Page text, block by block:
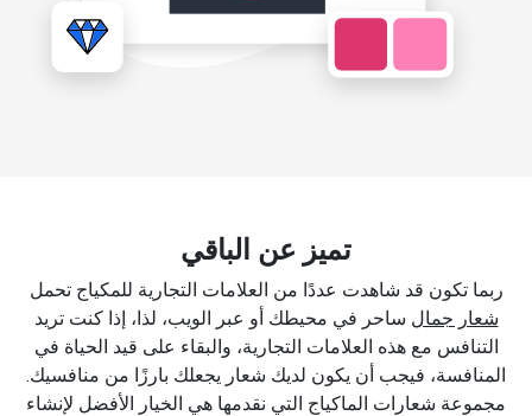
تميز عن الباقي
ربما تكون قد شاهدت عددًا من العلامات التجارية للمكياج تحمل
شعار جمال ساحر في محيطك أو عبر الويب، لذا، إذا كنت تريد
التنافس مع هذه العلامات التجارية، والبقاء على قيد الحياة في
المنافسة، فيجب أن يكون لديك شعار يجعلك بارزًا من منافسيك.
مجموعة شعارات الماكياج التي نقدمها هي الخيار الأفضل لإنشاء